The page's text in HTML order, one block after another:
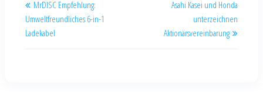
MrDISC Empfehlung:
Umweltfreundliches 6-in-1
Ladekabel
Asahi Kasei und Honda
unterzeichnen
Aktionärsvereinbarung